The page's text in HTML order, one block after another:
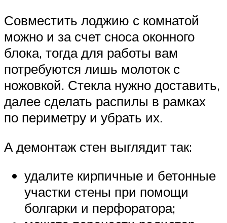
Совместить лоджию с комнатой
можно и за счет сноса оконного
блока, тогда для работы вам
потребуются лишь молоток с
ножовкой. Стекла нужно доставить,
далее сделать распилы в рамках
по периметру и убрать их.
А демонтаж стен выглядит так:
удалите кирпичные и бетонные
участки стены при помощи
болгарки и перфоратора;